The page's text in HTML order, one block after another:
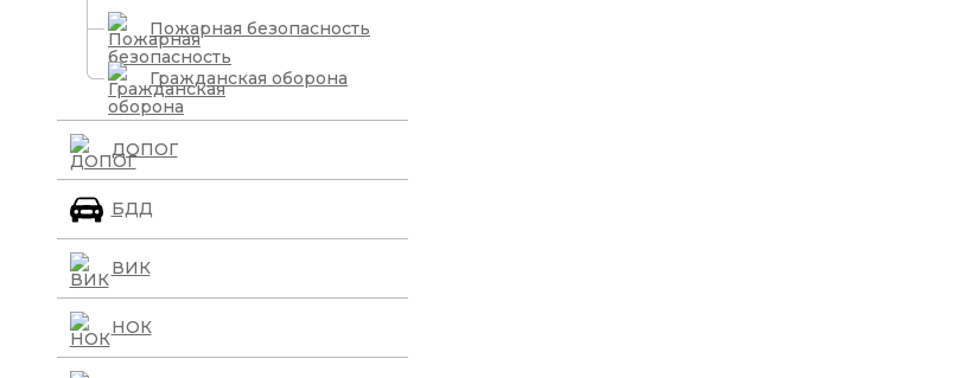
Пожарная безопасность
Гражданская оборона
ДОПОГ
БДД
ВИК
НОК